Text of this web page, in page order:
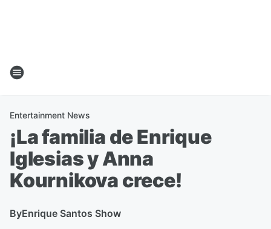
Entertainment News
¡La familia de Enrique
Iglesias y Anna
Kournikova crece!
ByEnrique Santos Show